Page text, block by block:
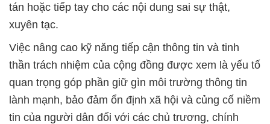
tán hoặc tiếp tay cho các nội dung sai sự thật,
xuyên tạc.
Việc nâng cao kỹ năng tiếp cận thông tin và tinh
thần trách nhiệm của cộng đồng được xem là yếu tố
quan trọng góp phần giữ gìn môi trường thông tin
lành mạnh, bảo đảm ổn định xã hội và củng cố niềm
tin của người dân đối với các chủ trương, chính